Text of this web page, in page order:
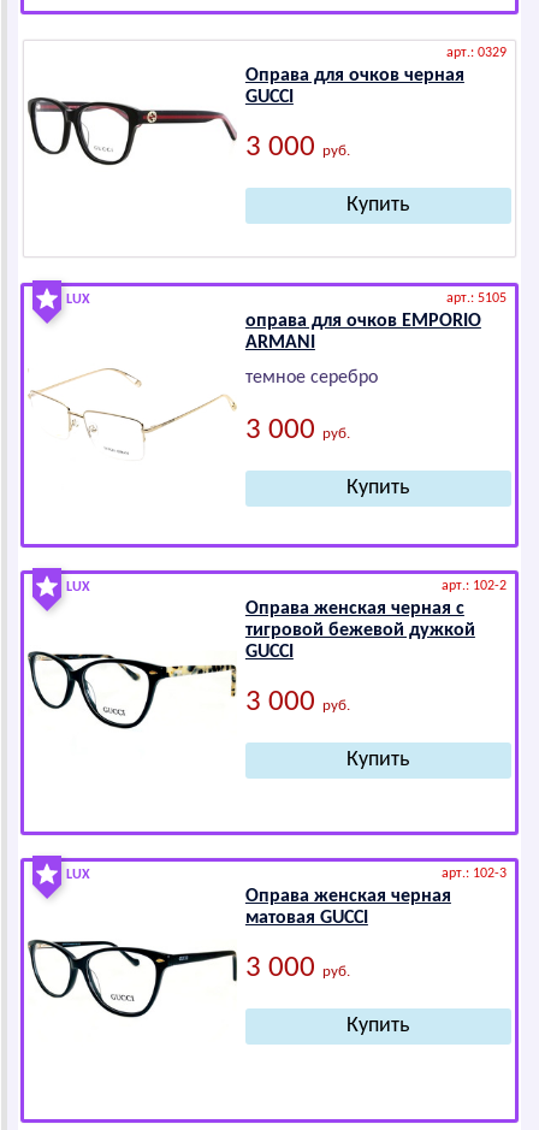
арт.: 0329
Оправа для очков черная
GUССI
3 000 руб.
LUX арт.: 5105
оправа для очков ЕМРОRIО
АRМАNI
темное серебро
3 000 руб.
LUX арт.: 102-2
Оправа женская черная с
тигровой бежевой дужкой
GUССI
3 000 руб.
LUX арт.: 102-3
Оправа женская черная
матовая GUССI
3 000 руб.